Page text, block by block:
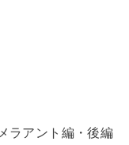
ラアント編・後編